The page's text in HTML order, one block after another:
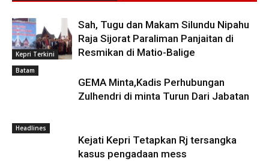
Kepri Terkini
Sah, Tugu dan Makam Silundu Nipahu
Raja Sijorat Paraliman Panjaitan di
Resmikan di Matio-Balige
Batam
GEMA Minta,Kadis Perhubungan
Zulhendri di minta Turun Dari Jabatan
Headlines
Kejati Kepri Tetapkan Rj tersangka
kasus pengadaan mess